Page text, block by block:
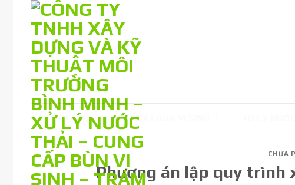
content
TRANG CHỦ NUÔI CẤY BÙN VI SINH
CHƯA
Phương án lập quy trình